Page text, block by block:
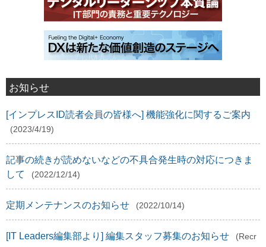
お知らせ
[インプレスID読者会員の皆様へ] 機能強化に関するご案内
(2023/4/19)
記事の続きが読めないなどの不具合発生時の対応につきま
して
(2022/12/14)
定期メンテナンスのお知らせ (2022/10/14)
[IT Leaders編集部より] 編集スタッフ募集のお知らせ
(Recr